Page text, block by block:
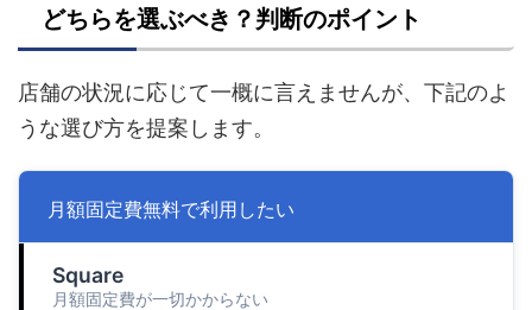
どちらを選ぶべき？判断のポイント
店舗の状況に応じて一概に言えませんが、下記のよ
うな選び方を提案します。
月額固定費無料で利用したい
Square
月額固定費が一切かからない